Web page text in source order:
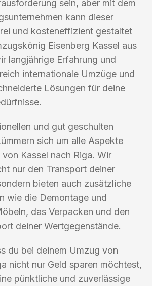
sein, aber mit dem
kann dieser
und kosteneffizient gestaltet
Eisenberg Kassel aus
langjährige Erfahrung und
internationale Umzüge und
Lösungen für deine
und gut geschulten
sich um alle Aspekte
Kassel nach Riga. Wir
nur den Transport deiner
bieten auch zusätzliche
wie die Demontage und
das Verpacken und den
deiner Wertgegenstände.
du bei deinem Umzug von
nicht nur Geld sparen möchtest,
pünktliche und zuverlässige